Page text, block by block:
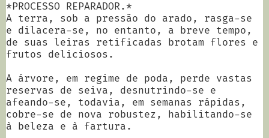
*PROCESSO REPARADOR.*
A terra, sob a pressão do arado, rasga-se
e dilacera-se, no entanto, a breve tempo,
de suas leiras retificadas brotam flores e
frutos deliciosos.
A árvore, em regime de poda, perde vastas
reservas de seiva, desnutrindo-se e
afeando-se, todavia, em semanas rápidas,
cobre-se de nova robustez, habilitando-se
à beleza e à fartura.